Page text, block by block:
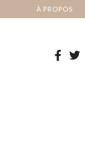
À PROPOS